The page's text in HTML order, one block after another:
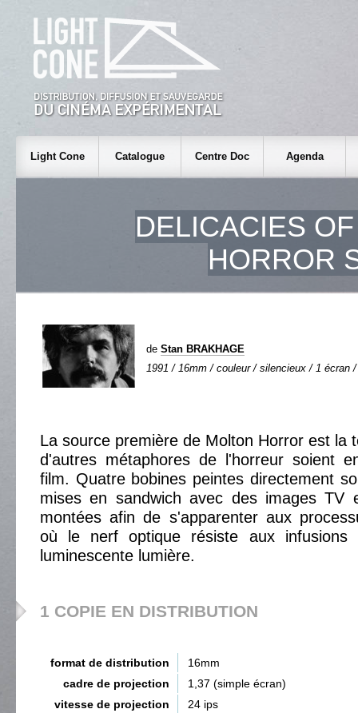
Light Cone Catalogue Centre Doc Agenda
DELICACIES
HORROR
de Stan BRAKHAGE
1991 / 16mm / couleur / silencieux / 1 écran /
La source première de Molton Horror est la
d'autres métaphores de l'horreur soient
film. Quatre bobines peintes directement
mises en sandwich avec des images TV
montées afin de s'apparenter aux
où le nerf optique résiste aux infusions
luminescente lumière.
1 COPIE EN DISTRIBUTION
format de distribution
16mm
cadre de projection
1,37 (simple écran)
vitesse de projection
24 ips